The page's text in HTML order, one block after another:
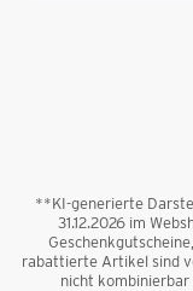
**KI-generierte
31.12.2026 im
rabattierte Artikel sind
nicht